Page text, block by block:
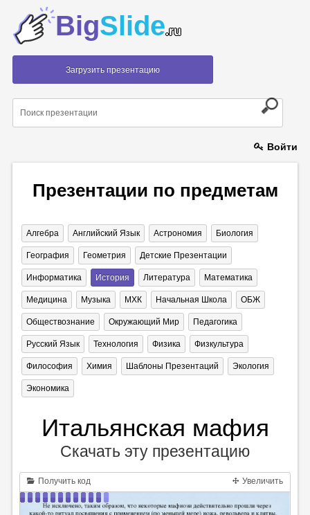
BigSlide.ru
Загрузить презентацию
Войти
Презентации по предметам
Алгебра Английский Язык Астрономия Биология
География Геометрия Детские Презентации
Информатика История Литература Математика
Медицина Музыка МХК Начальная Школа ОБЖ
Обществознание Окружающий Мир Педагогика
Русский Язык Технология Физика Физкультура
Философия Химия Шаблоны Презентаций Экология
Экономика
Итальянская мафия
Скачать эту презентацию
Получить код Увеличить